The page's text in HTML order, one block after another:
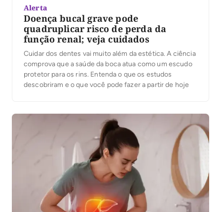
Alerta
Doença bucal grave pode
quadruplicar risco de perda da
função renal; veja cuidados
Cuidar dos dentes vai muito além da estética. A ciência
comprova que a saúde da boca atua como um escudo
protetor para os rins. Entenda o que os estudos
descobriram e o que você pode fazer a partir de hoje